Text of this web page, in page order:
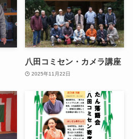
八田コミセン・カメラ講座
2025年11月22日